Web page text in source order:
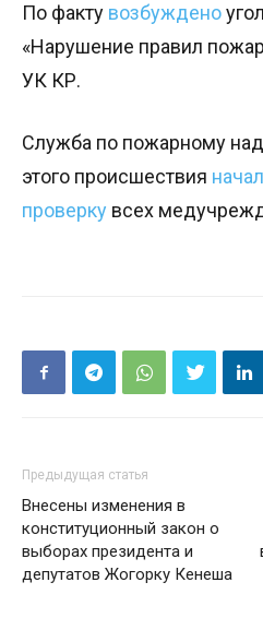
По факту возбуждено
«Нарушение правил
УК КР.
Служба по пожарному
этого происшествия
проверку всех
Предыдущая статья
Внесены изменения в
конституционный закон о
выборах президента и
депутатов Жогорку Кенеша